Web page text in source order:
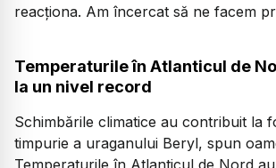
reacționa. Am încercat să ne facem
Temperaturile în Atlanticul de
la un nivel record
Schimbările climatice au contribuit la
timpurie a uraganului Beryl, spun